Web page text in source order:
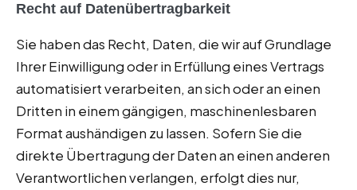
Recht auf Datenübertragbarkeit
Sie haben das Recht, Daten, die wir auf Grundlage
Ihrer Einwilligung oder in Erfüllung eines Vertrags
automatisiert verarbeiten, an sich oder an einen
Dritten in einem gängigen, maschinenlesbaren
Format aushändigen zu lassen. Sofern Sie die
direkte Übertragung der Daten an einen anderen
Verantwortlichen verlangen, erfolgt dies nur,